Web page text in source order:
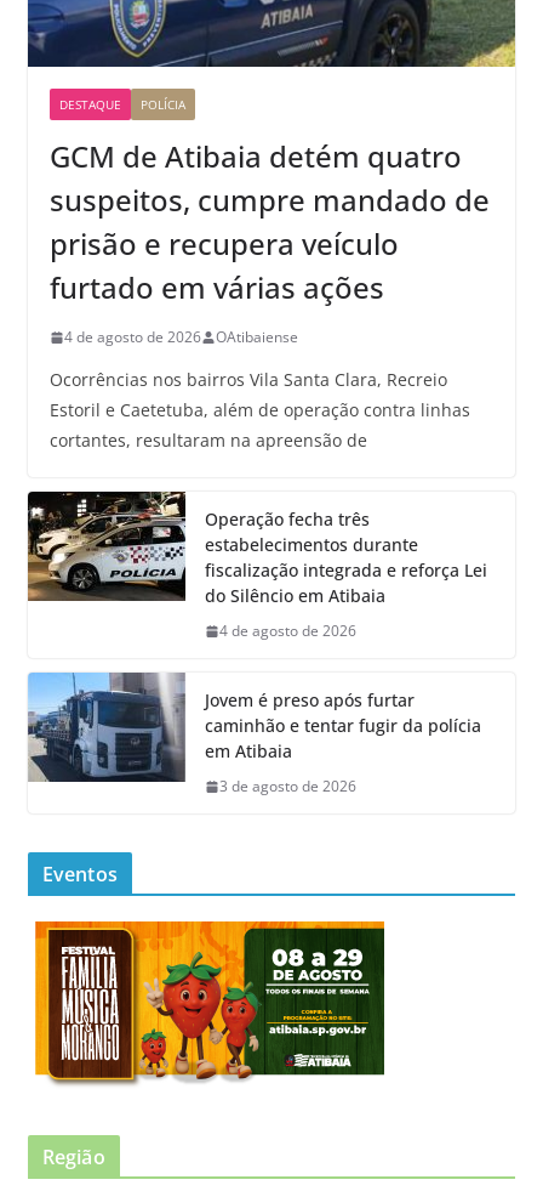
DESTAQUE POLÍCIA
GCM de Atibaia detém quatro
suspeitos, cumpre mandado de
prisão e recupera veículo
furtado em várias ações
4 de agosto de 2026 OAtibaiense
Ocorrências nos bairros Vila Santa Clara, Recreio
Estoril e Caetetuba, além de operação contra linhas
cortantes, resultaram na apreensão de
Operação fecha três
estabelecimentos durante
fiscalização integrada e reforça Lei
do Silêncio em Atibaia
4 de agosto de 2026
Jovem é preso após furtar
caminhão e tentar fugir da polícia
em Atibaia
3 de agosto de 2026
Eventos
Região